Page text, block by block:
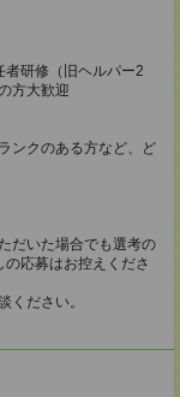
研修（旧ヘルパー2
方大歓迎
ンクのある方など、ど
だいた場合でも選考の
応募はお控えくださ
ください。